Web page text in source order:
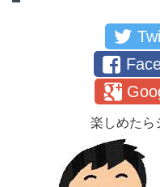
楽しめたら